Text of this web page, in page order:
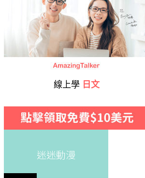
線上學 日文
迷迷動漫